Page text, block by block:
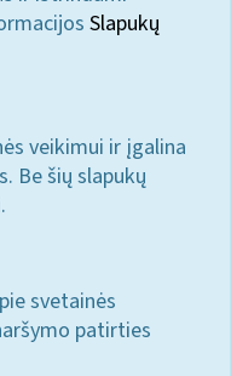
Slapukų
veikimui ir įgalina
Be šių slapukų
svetainės
patirties